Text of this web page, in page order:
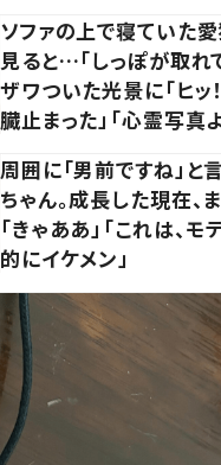
ソファの上で寝ていた愛
見ると…「しっぽが取れ
ザワついた光景に「ヒッ
臓止まった」「心霊写真
周囲に「男前ですね」と
ちゃん。成長した現在
「きゃああ」「これは、モ
的にイケメン」